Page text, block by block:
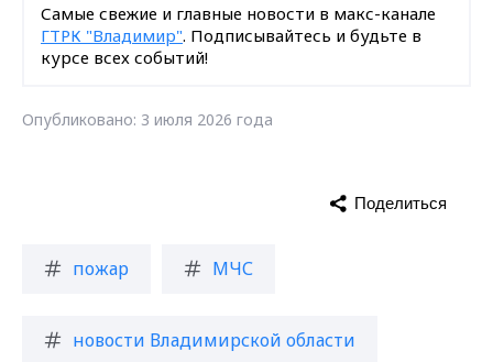
Самые свежие и главные новости в макс-канале
ГТРК "Владимир". Подписывайтесь и будьте в
курсе всех событий!
Опубликовано: 3 июля 2026 года
пожар МЧС
новости Владимирской области
Поделиться